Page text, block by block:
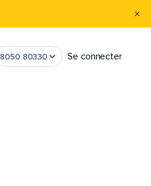
8050 80330 Se connecter